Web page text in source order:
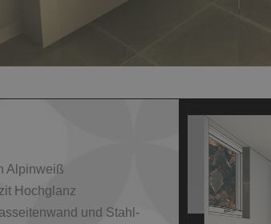
Alpinweiß
Hochglanz
und Stahl-